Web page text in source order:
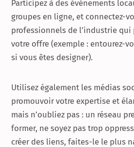
Participez à des événements
groupes en ligne, et connectez-
professionnels de l’industrie
votre offre (exemple : entourez-
si vous êtes designer).
Utilisez également les médias
promouvoir votre expertise et
mais n’oubliez pas : un réseau
former, ne soyez pas trop
créer des liens, faites-le le plus